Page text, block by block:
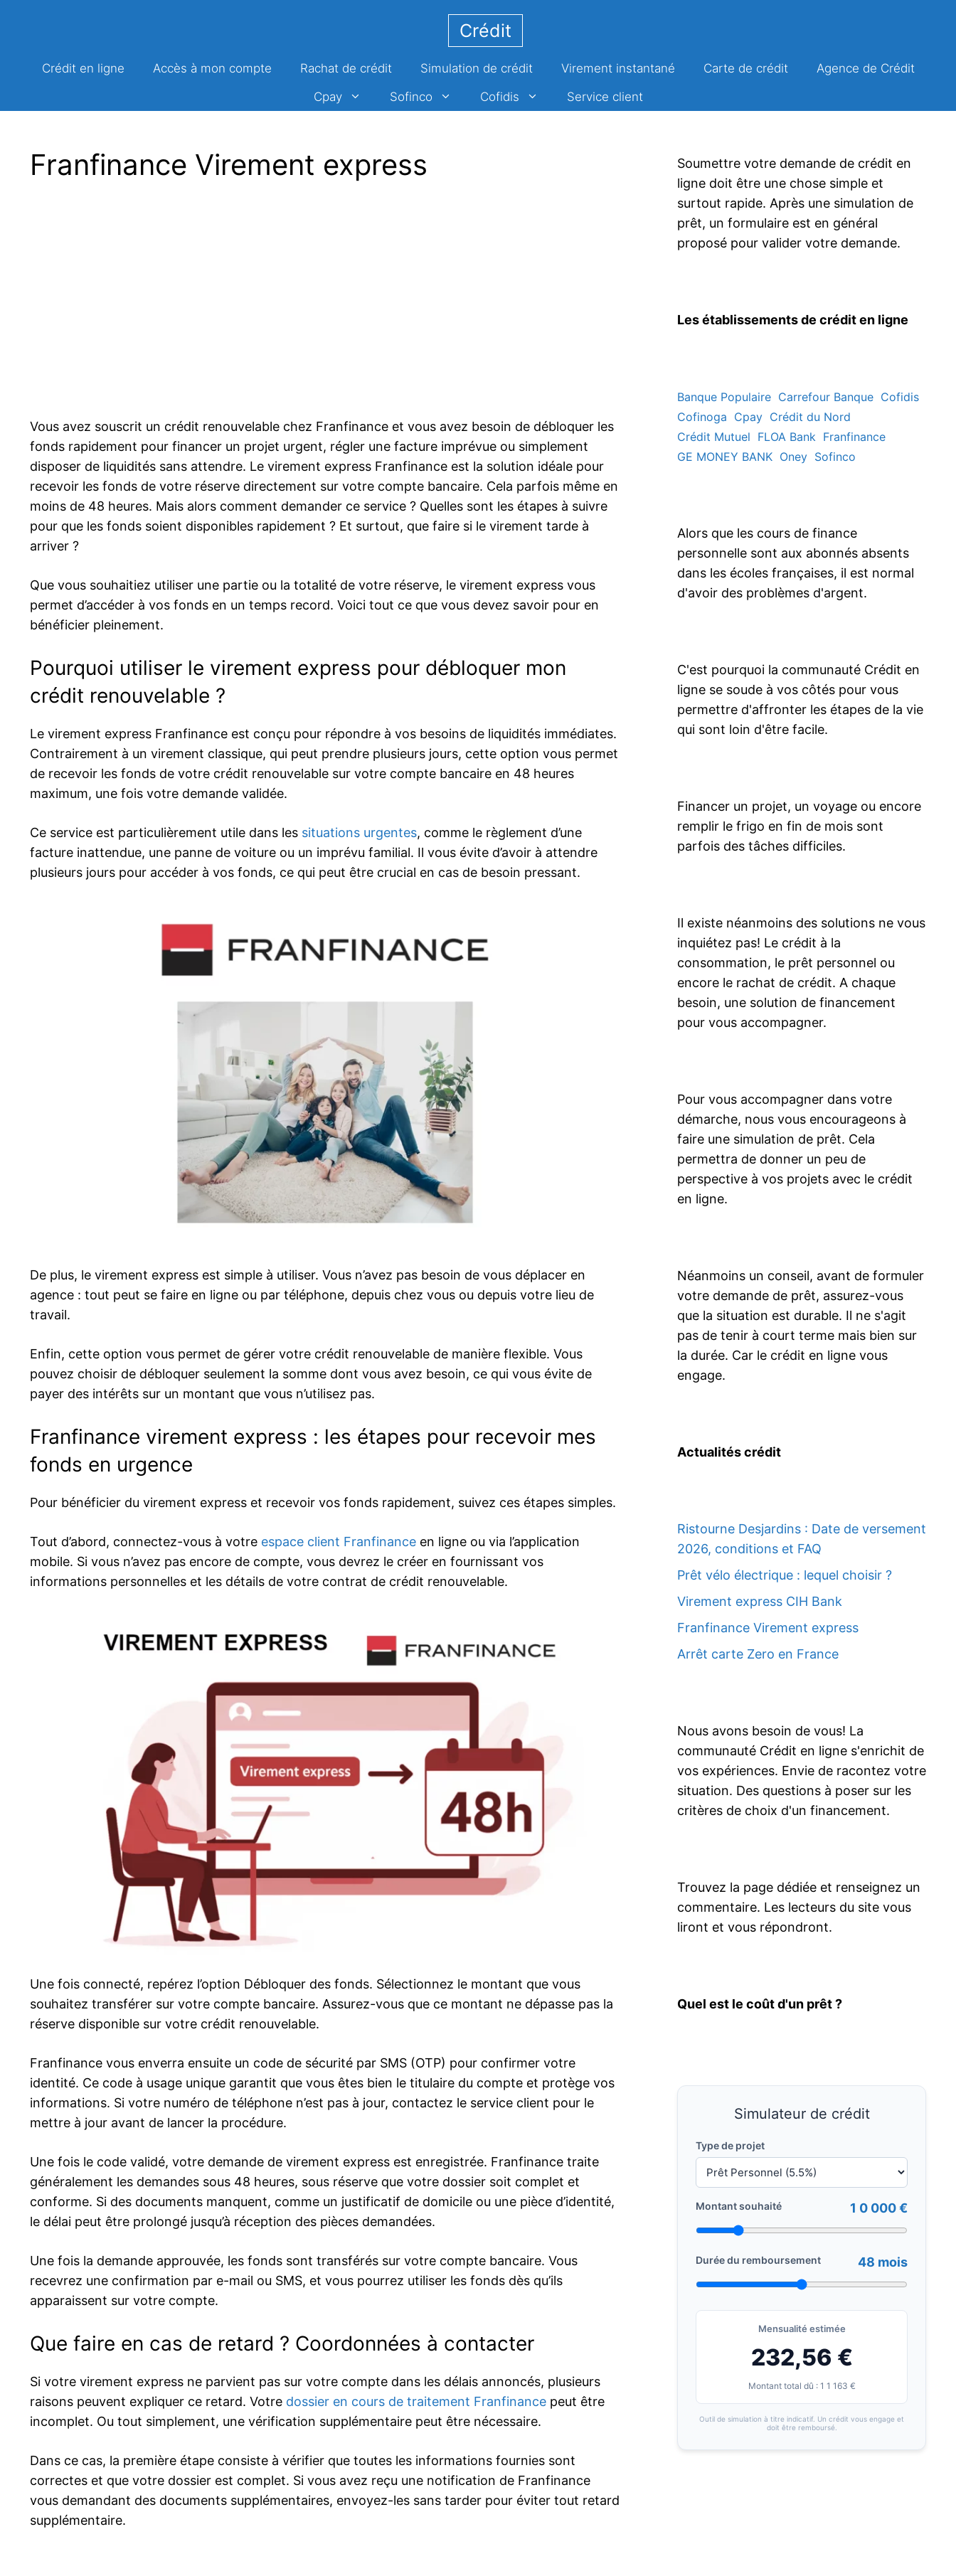
Crédit
Crédit en ligne Accès à mon compte Rachat de crédit Simulation de crédit Virement instantané Carte de crédit
Agence de Crédit
Cpay
Sofinco Cofidis Service client
Franfinance Virement express
Vous avez souscrit un crédit renouvelable chez Franfinance et vous avez besoin de débloquer les
fonds rapidement pour financer un projet urgent, régler une facture imprévue ou simplement
disposer de liquidités sans attendre. Le virement express Franfinance est la solution idéale pour
recevoir les fonds de votre réserve directement sur votre compte bancaire. Cela parfois même en
moins de 48 heures. Mais alors comment demander ce service ? Quelles sont les étapes à suivre
pour que les fonds soient disponibles rapidement ? Et surtout, que faire si le virement tarde à
arriver ?
Que vous souhaitiez utiliser une partie ou la totalité de votre réserve, le virement express vous
permet d’accéder à vos fonds en un temps record. Voici tout ce que vous devez savoir pour en
bénéficier pleinement.
Pourquoi utiliser le virement express pour débloquer mon
crédit renouvelable ?
Le virement express Franfinance est conçu pour répondre à vos besoins de liquidités immédiates.
Contrairement à un virement classique, qui peut prendre plusieurs jours, cette option vous permet
de recevoir les fonds de votre crédit renouvelable sur votre compte bancaire en 48 heures
maximum, une fois votre demande validée.
Ce service est particulièrement utile dans les situations urgentes, comme le règlement d’une
facture inattendue, une panne de voiture ou un imprévu familial. Il vous évite d’avoir à attendre
plusieurs jours pour accéder à vos fonds, ce qui peut être crucial en cas de besoin pressant.
De plus, le virement express est simple à utiliser. Vous n’avez pas besoin de vous déplacer en
agence : tout peut se faire en ligne ou par téléphone, depuis chez vous ou depuis votre lieu de
travail.
Enfin, cette option vous permet de gérer votre crédit renouvelable de manière flexible. Vous
pouvez choisir de débloquer seulement la somme dont vous avez besoin, ce qui vous évite de
payer des intérêts sur un montant que vous n’utilisez pas.
Franfinance virement express : les étapes pour recevoir mes
fonds en urgence
Pour bénéficier du virement express et recevoir vos fonds rapidement, suivez ces étapes simples.
Tout d’abord, connectez-vous à votre espace client Franfinance en ligne ou via l’application
mobile. Si vous n’avez pas encore de compte, vous devrez le créer en fournissant vos
informations personnelles et les détails de votre contrat de crédit renouvelable.
Une fois connecté, repérez l’option Débloquer des fonds. Sélectionnez le montant que vous
souhaitez transférer sur votre compte bancaire. Assurez-vous que ce montant ne dépasse pas la
réserve disponible sur votre crédit renouvelable.
Franfinance vous enverra ensuite un code de sécurité par SMS (OTP) pour confirmer votre
identité. Ce code à usage unique garantit que vous êtes bien le titulaire du compte et protège vos
informations. Si votre numéro de téléphone n’est pas à jour, contactez le service client pour le
mettre à jour avant de lancer la procédure.
Une fois le code validé, votre demande de virement express est enregistrée. Franfinance traite
généralement les demandes sous 48 heures, sous réserve que votre dossier soit complet et
conforme. Si des documents manquent, comme un justificatif de domicile ou une pièce d’identité,
le délai peut être prolongé jusqu’à réception des pièces demandées.
Une fois la demande approuvée, les fonds sont transférés sur votre compte bancaire. Vous
recevrez une confirmation par e-mail ou SMS, et vous pourrez utiliser les fonds dès qu’ils
apparaissent sur votre compte.
Que faire en cas de retard ? Coordonnées à contacter
Si votre virement express ne parvient pas sur votre compte dans les délais annoncés, plusieurs
raisons peuvent expliquer ce retard. Votre dossier en cours de traitement Franfinance peut être
incomplet. Ou tout simplement, une vérification supplémentaire peut être nécessaire.
Dans ce cas, la première étape consiste à vérifier que toutes les informations fournies sont
correctes et que votre dossier est complet. Si vous avez reçu une notification de Franfinance
vous demandant des documents supplémentaires, envoyez-les sans tarder pour éviter tout retard
supplémentaire.
Soumettre votre demande de crédit en
ligne doit être une chose simple et
surtout rapide. Après une simulation de
prêt, un formulaire est en général
proposé pour valider votre demande.
Les établissements de crédit en ligne
Banque Populaire Carrefour Banque Cofidis
Cofinoga Cpay Crédit du Nord
Crédit Mutuel FLOA Bank Franfinance
GE MONEY BANK Oney Sofinco
Alors que les cours de finance
personnelle sont aux abonnés absents
dans les écoles françaises, il est normal
d'avoir des problèmes d'argent.
C'est pourquoi la communauté Crédit en
ligne se soude à vos côtés pour vous
permettre d'affronter les étapes de la vie
qui sont loin d'être facile.
Financer un projet, un voyage ou encore
remplir le frigo en fin de mois sont
parfois des tâches difficiles.
Il existe néanmoins des solutions ne vous
inquiétez pas! Le crédit à la
consommation, le prêt personnel ou
encore le rachat de crédit. A chaque
besoin, une solution de financement
pour vous accompagner.
Pour vous accompagner dans votre
démarche, nous vous encourageons à
faire une simulation de prêt. Cela
permettra de donner un peu de
perspective à vos projets avec le crédit
en ligne.
Néanmoins un conseil, avant de formuler
votre demande de prêt, assurez-vous
que la situation est durable. Il ne s'agit
pas de tenir à court terme mais bien sur
la durée. Car le crédit en ligne vous
engage.
Actualités crédit
Ristourne Desjardins : Date de versement
2026, conditions et FAQ
Prêt vélo électrique : lequel choisir ?
Virement express CIH Bank
Franfinance Virement express
Arrêt carte Zero en France
Nous avons besoin de vous! La
communauté Crédit en ligne s'enrichit de
vos expériences. Envie de racontez votre
situation. Des questions à poser sur les
critères de choix d'un financement.
Trouvez la page dédiée et renseignez un
commentaire. Les lecteurs du site vous
liront et vous répondront.
Quel est le coût d'un prêt ?
Simulateur de crédit
Type de projet
Montant souhaité 1 0 000 €
Durée du remboursement 48 mois
Mensualité estimée
232,56 €
Montant total dû : 1 1 163 €
Outil de simulation à titre indicatif. Un crédit vous engage et
doit être remboursé.